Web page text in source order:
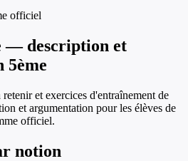
officiel
— description et
5ème
et exercices d'entraînement de
et argumentation pour les élèves de
officiel.
notion